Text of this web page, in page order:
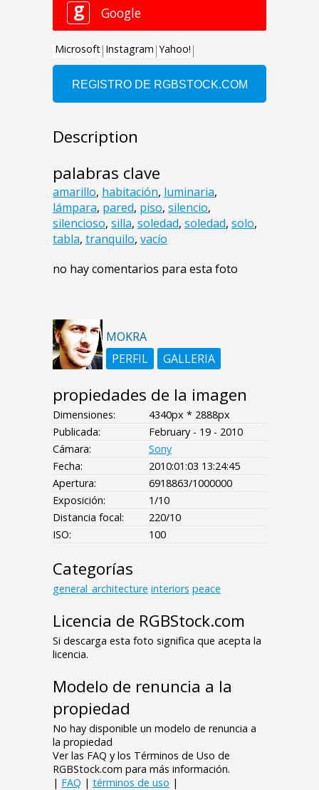
Description
palabras clave
amarillo, habitación, luminaria,
lámpara, pared, piso, silencio,
silencioso, silla, soledad, soledad, solo,
tabla, tranquilo, vacío
no hay comentarios para esta foto
MOKRA
PERFIL
GALLERIA
propiedades de la imagen
Dimensiones:
4340px * 2888px
Publicada:
February - 19 - 2010
Cámara:
Sony
Fecha:
2010:01:03 13:24:45
Apertura:
6918863/1000000
Exposición:
1/10
Distancia focal:
220/10
ISO:
100
Categorías
general_architecture interiors peace
Licencia de RGBStock.com
Si descarga esta foto significa que acepta la
licencia.
Modelo de renuncia a la
propiedad
No hay disponible un modelo de renuncia a
la propiedad
Ver las FAQ y los Términos de Uso de
RGBStock.com para más información.
| FAQ | términos de uso |